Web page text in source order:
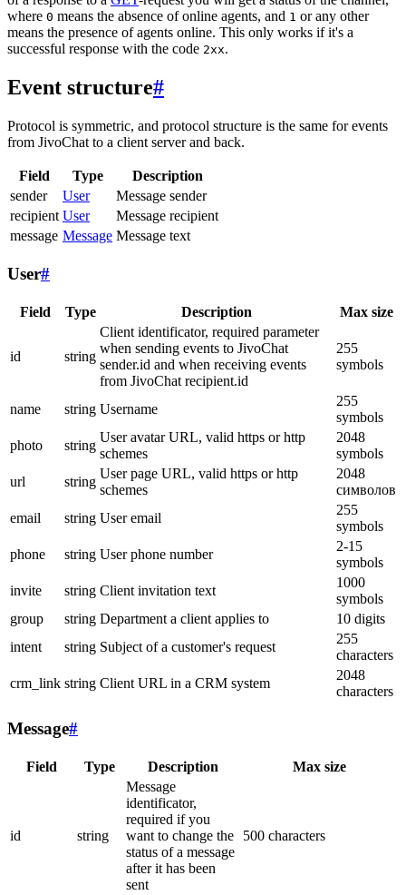
where 0 means the absence of online agents, and 1 or any other
means the presence of agents online. This only works if it's a
successful response with the code 2xx.
Event structure#
Protocol is symmetric, and protocol structure is the same for events
from JivoChat to a client server and back.
Field Type
Description
sender
User
Message sender
recipient User
Message recipient
message Message Message text
User#
Field Type Description Max size
id string
Client identificator, required parameter
when sending events to JivoChat
sender.id and when receiving events
from JivoChat recipient.id
255
symbols
name string Username
255
symbols
photo
string
User avatar URL, valid https or http
schemes
2048
symbols
url
string
User page URL, valid https or http
schemes
2048
символов
email
string User email
255
symbols
phone
string User phone number
2-15
symbols
invite
string Client invitation text
1000
symbols
group
string Department a client applies to
10 digits
intent
string Subject of a customer's request
255
characters
crm_link string Client URL in a CRM system
2048
characters
Message#
Field Type Description Max size
id string
Message
identificator,
required if you
want to change the
status of a message
after it has been
sent
500 characters